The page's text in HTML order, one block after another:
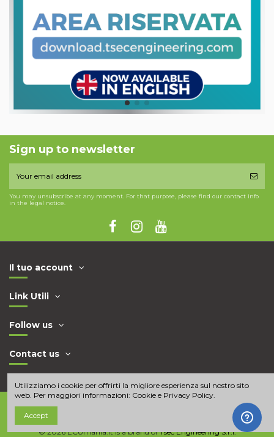
Sign up to newsletter
You may unsubscribe at any moment. For that purpose, please find our contact info
in the legal notice.
Il tuo account
Link Utili
Follow us
Contact us
© 2026 ECUmania.it is a brand ofTsec Engineering S.r.l.
Utilizziamo i cookie per offrirti la migliore esperienza sul nostro sito
web. Per maggiori informazioni: Cookie e Privacy Policy.
Accept